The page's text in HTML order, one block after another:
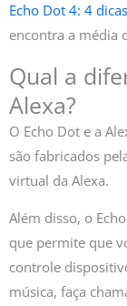
Echo Dot 4: 4
encontra a média
Qual a
Alexa?
O Echo Dot e a
são fabricados
virtual da Alexa.
Além disso, o
que permite que
controle
música, faça